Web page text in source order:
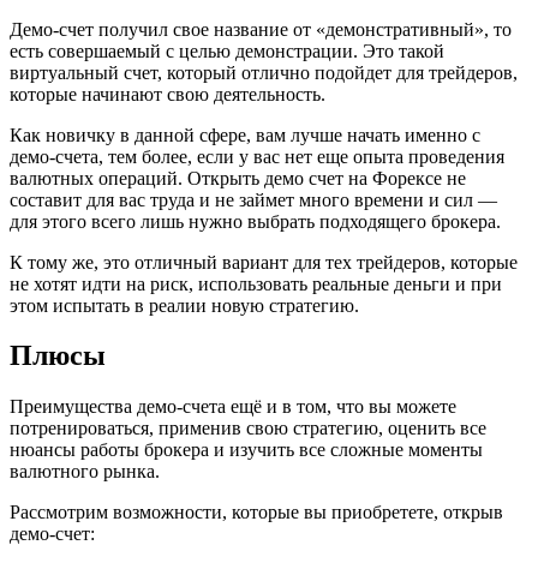
Демо-счет получил свое название от «демонстративный», то
есть совершаемый с целью демонстрации. Это такой
виртуальный счет, который отлично подойдет для трейдеров,
которые начинают свою деятельность.
Как новичку в данной сфере, вам лучше начать именно с
демо-счета, тем более, если у вас нет еще опыта проведения
валютных операций. Открыть демо счет на Форексе не
составит для вас труда и не займет много времени и сил —
для этого всего лишь нужно выбрать подходящего брокера.
К тому же, это отличный вариант для тех трейдеров, которые
не хотят идти на риск, использовать реальные деньги и при
этом испытать в реалии новую стратегию.
Плюсы
Преимущества демо-счета ещё и в том, что вы можете
потренироваться, применив свою стратегию, оценить все
нюансы работы брокера и изучить все сложные моменты
валютного рынка.
Рассмотрим возможности, которые вы приобретете, открыв
демо-счет: